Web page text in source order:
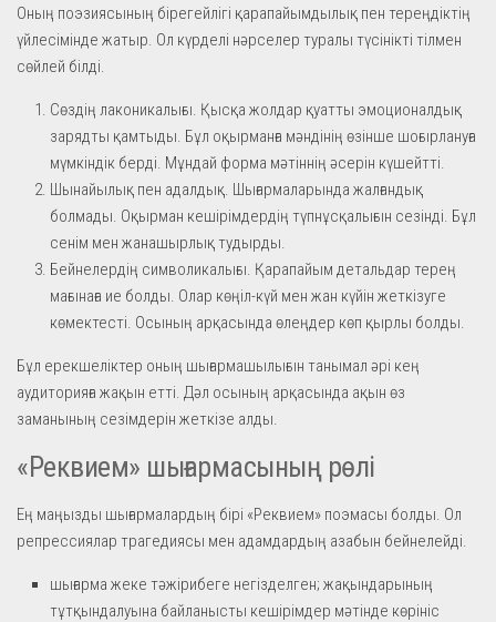
Оның поэзиясының бірегейлігі қарапайымдылық пен тереңдіктің
үйлесімінде жатыр. Ол күрделі нәрселер туралы түсінікті тілмен
сөйлей білді.
Сөздің лаконикалығы. Қысқа жолдар қуатты эмоционалдық
зарядты қамтыды. Бұл оқырманға мәндінің өзінше шоғырлануға
мүмкіндік берді. Мұндай форма мәтіннің әсерін күшейтті.
Шынайылық пен адалдық. Шығармаларында жалғандық
болмады. Оқырман кешірімдердің түпнұсқалығын сезінді. Бұл
сенім мен жанашырлық тудырды.
Бейнелердің символикалығы. Қарапайым детальдар терең
мағынаға ие болды. Олар көңіл-күй мен жан күйін жеткізуге
көмектесті. Осының арқасында өлеңдер көп қырлы болды.
Бұл ерекшеліктер оның шығармашылығын танымал әрі кең
аудиторияға жақын етті. Дәл осының арқасында ақын өз
заманының сезімдерін жеткізе алды.
«Реквием» шығармасының рөлі
Ең маңызды шығармалардың бірі «Реквием» поэмасы болды. Ол
репрессиялар трагедиясы мен адамдардың азабын бейнелейді.
шығарма жеке тәжірибеге негізделген; жақындарының
тұтқындалуына байланысты кешірімдер мәтінде көрініс